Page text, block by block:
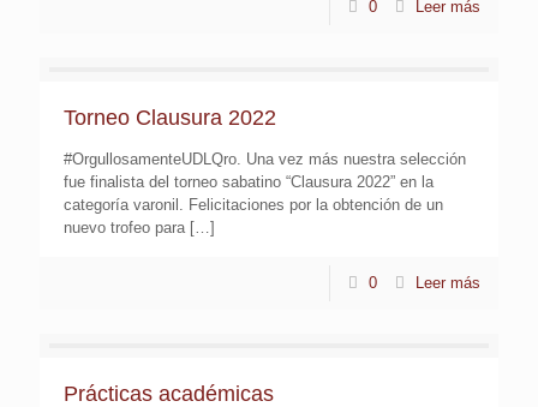
0 Leer más
Torneo Clausura 2022
#OrgullosamenteUDLQro. Una vez más nuestra selección
fue finalista del torneo sabatino “Clausura 2022” en la
categoría varonil. Felicitaciones por la obtención de un
nuevo trofeo para […]
0 Leer más
Prácticas académicas